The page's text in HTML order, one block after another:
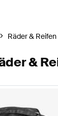
Räder & Reifen
&